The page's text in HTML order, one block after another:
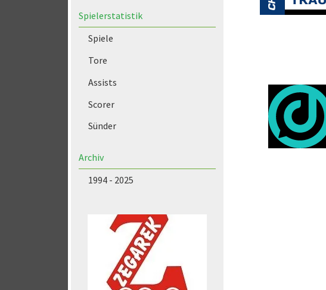
Spielerstatistik
Spiele
Tore
Assists
Scorer
Sünder
Archiv
1994 - 2025